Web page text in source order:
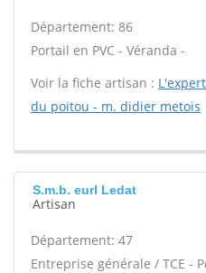
Département: 86
Portail en PVC - Véranda -
Voir la fiche artisan :
du poitou - m. didier metois
S.m.b. eurl Ledat
Artisan
Département: 47
Entreprise générale / TCE -